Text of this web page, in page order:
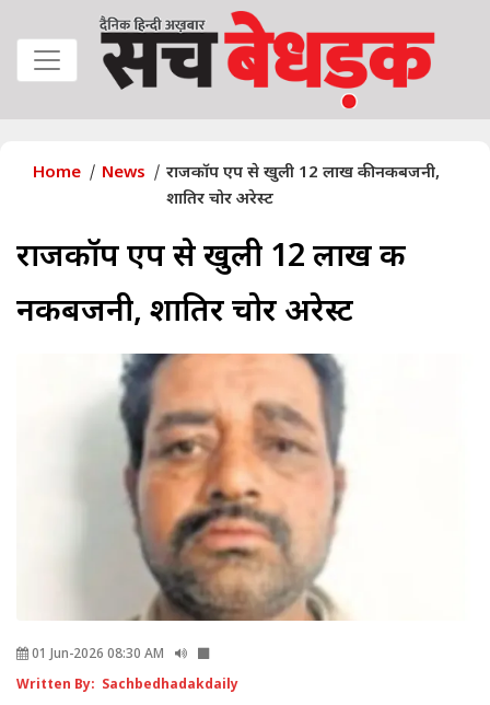
Home News
राजकॉप एप से खुली 12 लाख की नकबजनी,
शातिर चोर अरेस्ट
राजकॉप एप से खुली 12 लाख की
नकबजनी, शातिर चोर अरेस्ट
01 Jun-2026 08:30 AM
Written By: Sachbedhadakdaily